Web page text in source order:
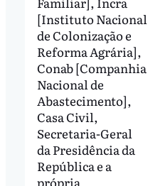
[Instituto Nacional
de Colonização e
Reforma Agrária],
Conab [Companhia
Nacional de
Abastecimento],
Casa Civil,
Secretaria-Geral
da Presidência da
República e a
própria